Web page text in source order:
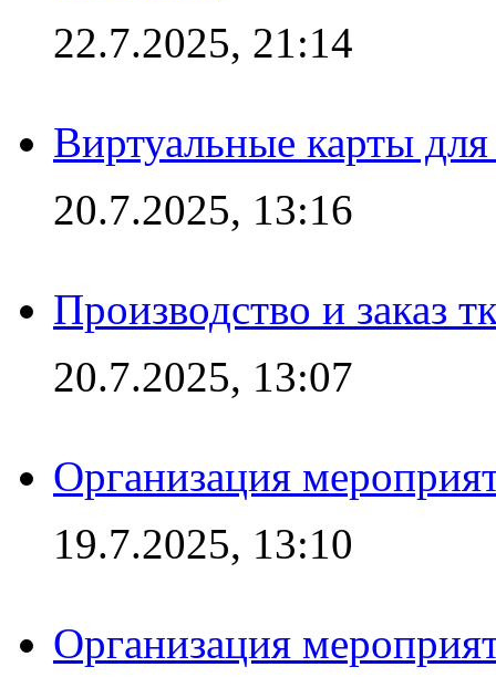
22.7.2025, 21:14
Виртуальные карты
20.7.2025, 13:16
Производство и заказ
20.7.2025, 13:07
Организация
19.7.2025, 13:10
Организация